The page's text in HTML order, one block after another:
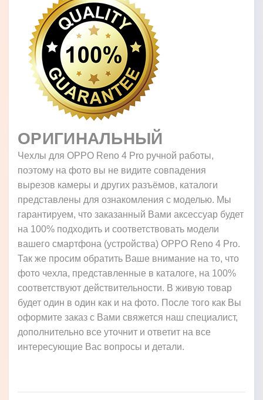
ОРИГИНАЛЬНЫЙ
Чехлы для OPPO Reno 4 Pro ручной работы,
поэтому на фото вы не видите совпадения
вырезов камеры и других разъёмов, каталоги
представлены для ознакомления с моделью. Мы
гарантируем, что заказанный Вами аксессуар будет
на 100% подходить и соответствовать модели
вашего смартфона (устройства) OPPO Reno 4 Pro.
Так же просим обратить Ваше внимание на то, что
фото чехла, представленные в каталоге, на 100%
соответствуют действительности. В живую товар
будет один в один как и на фото. После того как Вы
оформите заказ с Вами свяжется наш специалист,
дополнительно все уточнит и ответит на все
интересующие Вас вопросы и детали.